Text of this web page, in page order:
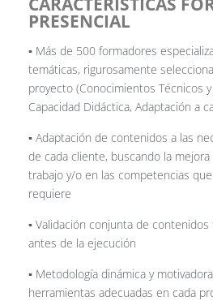
PRESENCIAL
▪️ Más de 500 formadores
temáticas, rigurosamente
proyecto (Conocimientos Técnicos
Capacidad Didáctica, Adaptación a
▪️ Adaptación de contenidos a las
de cada cliente, buscando la
trabajo y/o en las competencias
requiere
▪️ Validación conjunta de
antes de la ejecución
▪️ Metodología dinámica y
herramientas adecuadas en cada